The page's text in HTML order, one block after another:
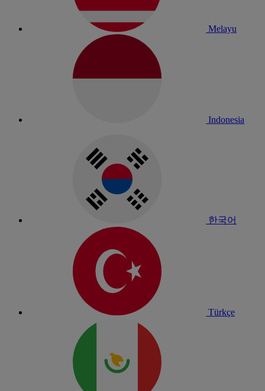
Melayu
Indonesia
한국어
Türkçe